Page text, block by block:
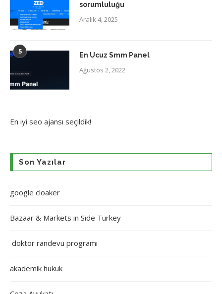
sorumluluğu
Aralık 4, 2025
5 En Ucuz Smm Panel
Ağustos 2, 2022
En iyi seo ajansı seçildik!
Son Yazılar
google cloaker
Bazaar & Markets in Side Turkey
doktor randevu programı
akademik hukuk